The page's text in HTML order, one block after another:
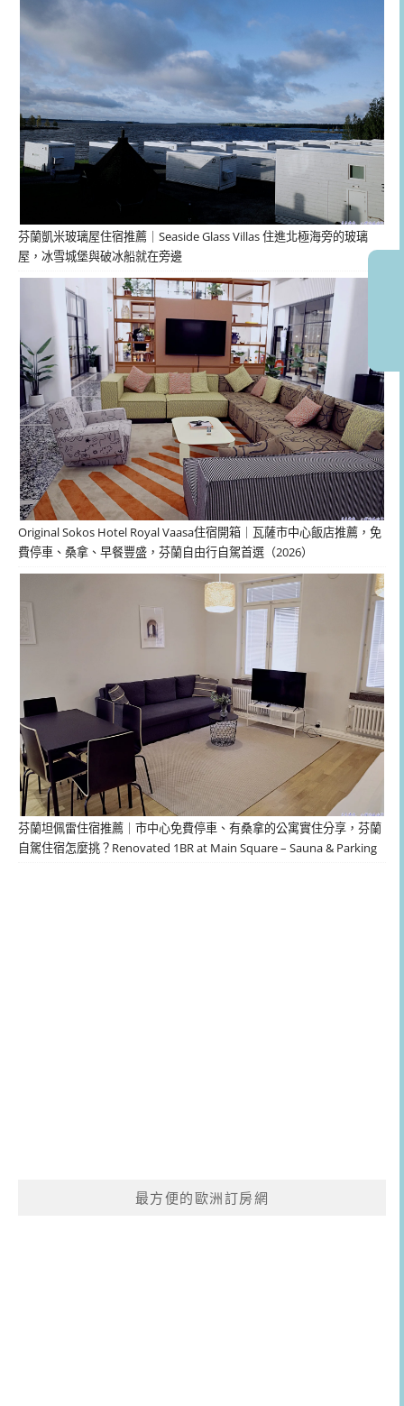
芬蘭凱米玻璃屋住宿推薦｜Seaside Glass Villas 住進北極海旁的玻璃
屋，冰雪城堡與破冰船就在旁邊
Original Sokos Hotel Royal Vaasa住宿開箱｜瓦薩市中心飯店推薦，免
費停車、桑拿、早餐豐盛，芬蘭自由行自駕首選（2026）
芬蘭坦佩雷住宿推薦｜市中心免費停車、有桑拿的公寓實住分享，芬蘭
自駕住宿怎麼挑？Renovated 1BR at Main Square – Sauna & Parking
最方便的歐洲訂房網